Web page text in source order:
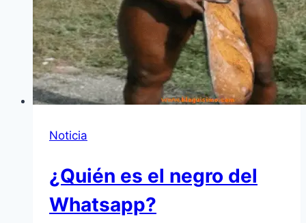
Noticia
¿Quién es el negro del
Whatsapp?